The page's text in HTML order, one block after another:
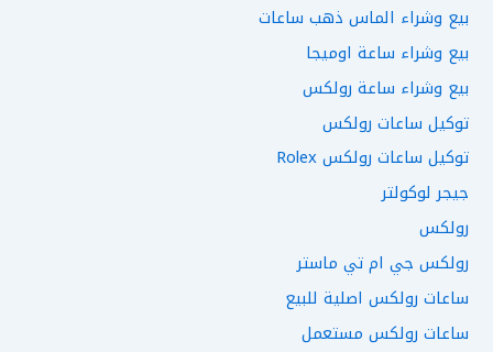
بيع وشراء الماس ذهب ساعات
بيع وشراء ساعة اوميجا
بيع وشراء ساعة رولكس
توكيل ساعات رولكس
توكيل ساعات رولكس Rolex
جيجر لوكولتر
رولكس
رولكس جي ام تي ماستر
ساعات رولكس اصلية للبيع
ساعات رولكس مستعمل